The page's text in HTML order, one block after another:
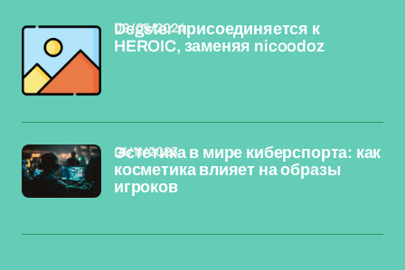
Degster присоединяется к
HEROIC, заменяя nicoodoz
09/05/2024
Эстетика в мире киберспорта: как
косметика влияет на образы
игроков
01/11/2023